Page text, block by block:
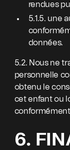
rendues
5.1.5. une
données.
5.2. Nous ne
personnelle
obtenu le
cet enfant ou
6.